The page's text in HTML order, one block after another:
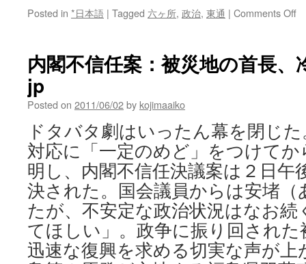
Posted in *日本語 | Tagged 六ヶ所, 政治, 東通 | Comments Offon
県
知
推
進
派
勝
利
が
や
っ
て
内閣不信任案：被災地の首長
jp
Posted on 2011/06/02by kojimaaiko
ドタバタ劇はいったん幕を閉じ
対応に「一定のめど」をつけて
明し、内閣不信任決議案は２日午
決された。国会議員からは安堵
たが、不安定な政治状況はなお
てほしい」。政争に振り回され
迅速な復興を求める切実な声が上